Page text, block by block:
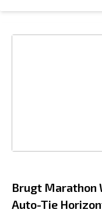
Brugt Marathon
Auto-Tie